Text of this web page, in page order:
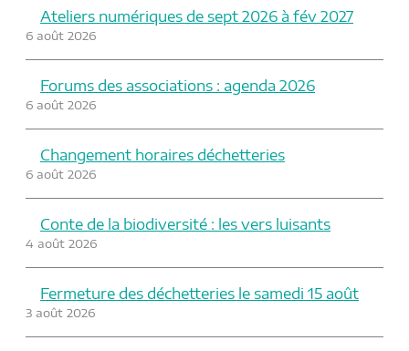
Ateliers numériques de sept 2026 à fév 2027
6 août 2026
Forums des associations : agenda 2026
6 août 2026
Changement horaires déchetteries
6 août 2026
Conte de la biodiversité : les vers luisants
4 août 2026
Fermeture des déchetteries le samedi 15 août
3 août 2026